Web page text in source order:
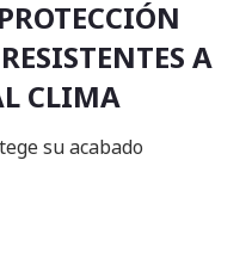
A
CLIMA
su acabado